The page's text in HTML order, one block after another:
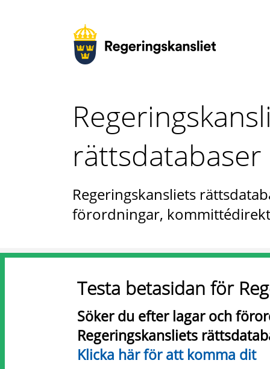
rättsdatabaser
Regeringskansliets
förordningar,
Testa betasidan för
Söker du efter lagar och
Regeringskansliets
Klicka här för att komma dit